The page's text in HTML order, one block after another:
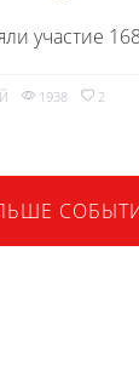
участие
1938 2